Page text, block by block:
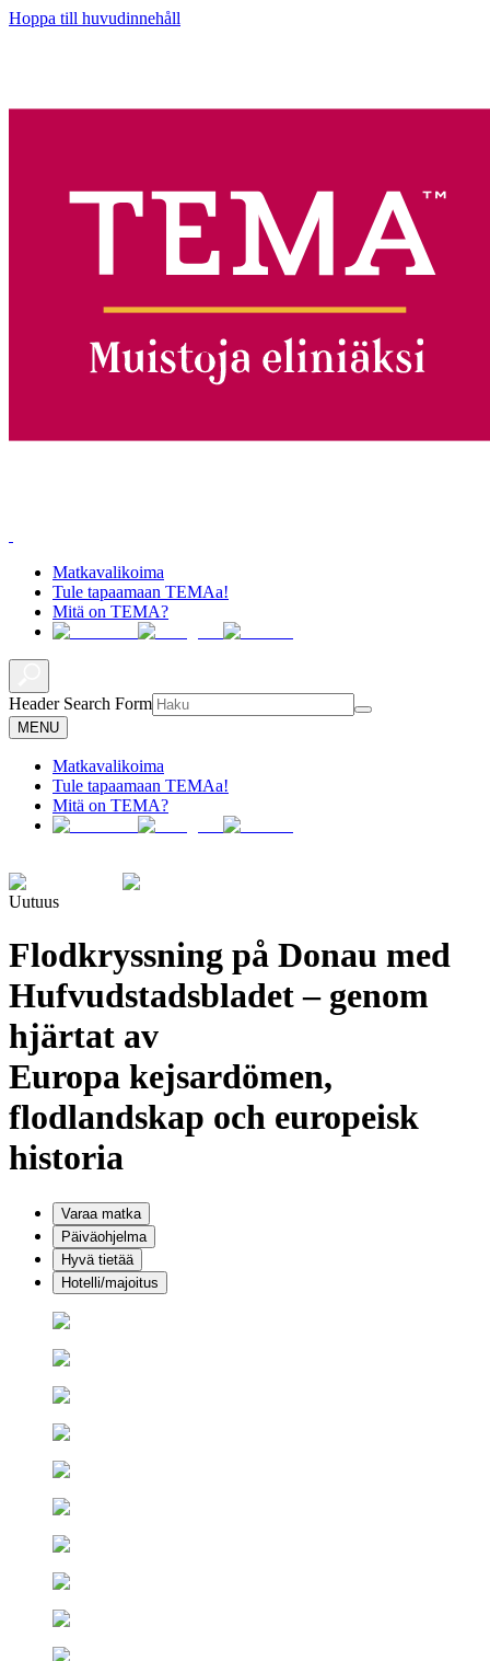
Hoppa till huvudinnehåll
Matkavalikoima
Tule tapaamaan TEMAa!
Mitä on TEMA?
Header Search Form
MENU
Matkavalikoima
Tule tapaamaan TEMAa!
Mitä on TEMA?
Uutuus
Flodkryssning på Donau med
Hufvudstadsbladet – genom
hjärtat av
Europa kejsardömen,
flodlandskap och europeisk
historia
Varaa matka
Päiväohjelma
Hyvä tietää
Hotelli/majoitus